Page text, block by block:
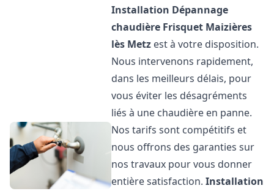
Installation Dépannage
chaudière Frisquet Maizières
lès Metz est à votre disposition.
Nous intervenons rapidement,
dans les meilleurs délais, pour
vous éviter les désagréments
liés à une chaudière en panne.
Nos tarifs sont compétitifs et
nous offrons des garanties sur
nos travaux pour vous donner
entière satisfaction.Installation